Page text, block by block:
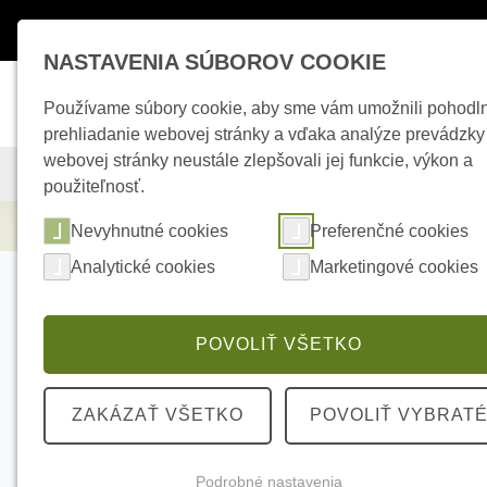
KAMEROVÉ SYSTÉMY ZABEZPEČOVACIE SYSTÉMY
Elektrické kúrenie HIKVISION DS-
NASTAVENIA SÚBOROV COOKIE
Používame súbory cookie, aby sme vám umožnili
prehliadanie webovej stránky a vďaka analýze prevádzky
webovej stránky neustále zlepšovali jej funkcie, výkon a
použiteľnosť.
Nevyhnutné cookies
Preferenčné cookies
Analytické cookies
Marketingové cookies
POVOLIŤ VŠETKO
ZAKÁZAŤ VŠETKO POVOLIŤ VYBRATÉ
Podrobné nastavenia